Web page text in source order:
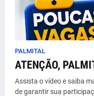
PALMITAL
ATENÇÃO,
Assista o vídeo e saiba
de garantir sua